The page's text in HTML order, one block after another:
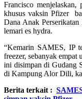
Francisco menjelaskan,
khusus vaksin Pfizer
Dana Anak
lemari es hydra.
“Kemarin SAMES, IP
freezer, sebanyak empat
ini disimpan di Gudang
di Kampung Alor Dili,
Berita terkait :